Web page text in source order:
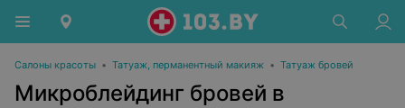
Салоны красоты • Татуаж, перманентный макияж • Татуаж бровей
Микроблейдинг бровей в